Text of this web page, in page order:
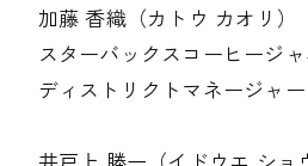
加藤 香織（カトウ カオリ）
スターバックスコーヒージ
ディストリクトマネージャー